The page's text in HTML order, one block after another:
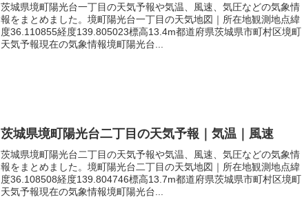
茨城県境町陽光台一丁目の天気予報や気温、風速、気圧などの気象情
報をまとめました。境町陽光台一丁目の天気地図｜所在地観測地点緯
度36.110855経度139.805023標高13.4m都道府県茨城県市町村区境町
天気予報現在の気象情報境町陽光台...
茨城県境町陽光台二丁目の天気予報｜気温｜風速
茨城県境町陽光台二丁目の天気予報や気温、風速、気圧などの気象情
報をまとめました。境町陽光台二丁目の天気地図｜所在地観測地点緯
度36.108508経度139.804746標高13.7m都道府県茨城県市町村区境町
天気予報現在の気象情報境町陽光台...